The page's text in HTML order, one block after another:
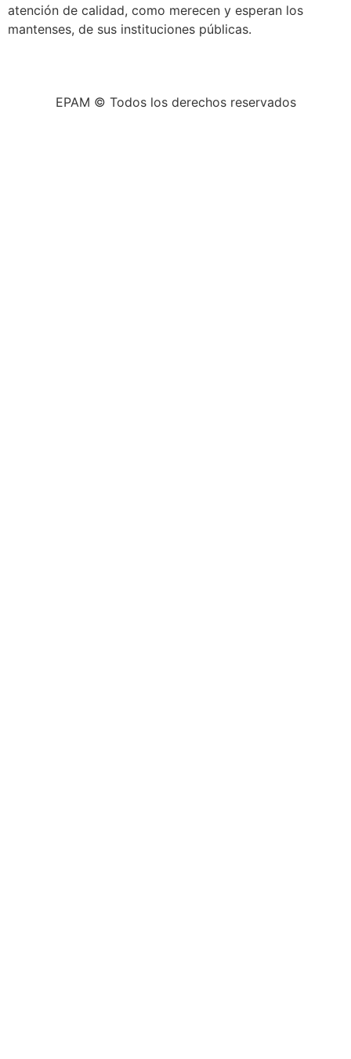
atención de calidad, como merecen y esperan los
mantenses, de sus instituciones públicas.
EPAM © Todos los derechos reservados